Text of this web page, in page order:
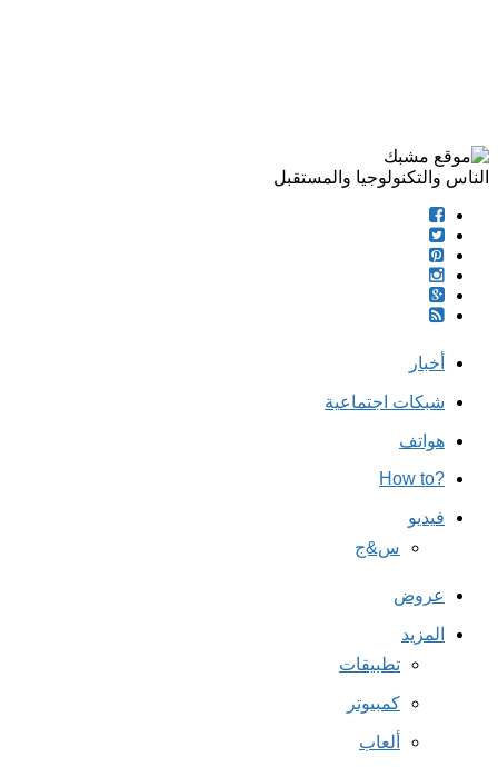
الناس والتكنولوجيا والمستقبل
أخبار
شبكات اجتماعية
هواتف
?How to
فيديو
س&ج
عروض
المزيد
تطبيقات
كمبيوتر
ألعاب